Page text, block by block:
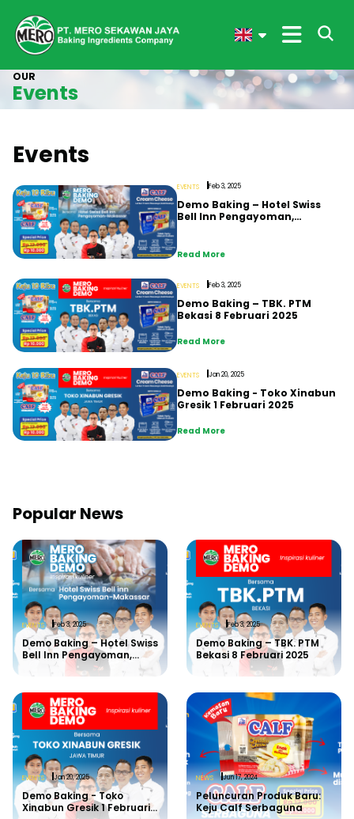
OUR
Events
Events
EVENTS Feb 3, 2025
Demo Baking – Hotel Swiss
Bell Inn Pengayoman,
Read More
EVENTS Feb 3, 2025
Demo Baking – TBK. PTM
Bekasi 8 Februari 2025
Read More
EVENTS Jan 20, 2025
Demo Baking - Toko Xinabun
Gresik 1 Februari 2025
Read More
Popular News
EVENTS Feb 3, 2025
Demo Baking – Hotel Swiss
Bell Inn Pengayoman,
Makassar 12 Februari 2025
EVENTS Feb 3, 2025
Demo Baking – TBK. PTM
Bekasi 8 Februari 2025
EVENTS Jan 20, 2025
Demo Baking - Toko
Xinabun Gresik 1 Februari
NEWS Jun 17, 2024
Peluncuran Produk Baru:
Keju Calf Serbaguna